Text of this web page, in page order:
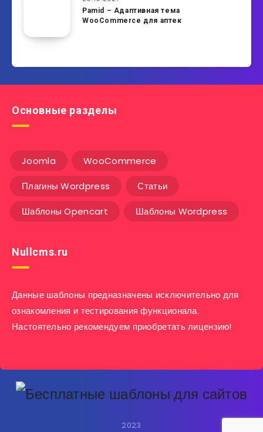
Pamid – Адаптивная тема
WooCommerce для аптек
Основные разделы
Joomla WooCommerce
Плагины Wordpress Статьи
Шаблоны Opencart Шаблоны Wordpress
Nullcms.ru
Данные шаблоны предназначены исключительно для
ознакомления и тестирования функционала.
Настоятельно рекомендуем приобретать лицензию!
2023